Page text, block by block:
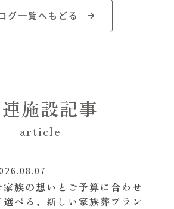
グ一覧へもどる
施設記事
article
家族の想いとご予算に合わせ
選べる、新しい家族葬プラン